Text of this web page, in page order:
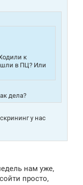
к
в ПЦ? Или
дела?
у нас
нам уже,
просто,